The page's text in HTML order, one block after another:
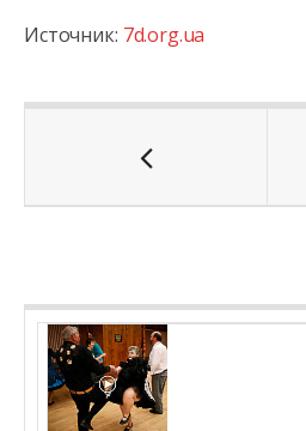
Источник: 7d.org.ua